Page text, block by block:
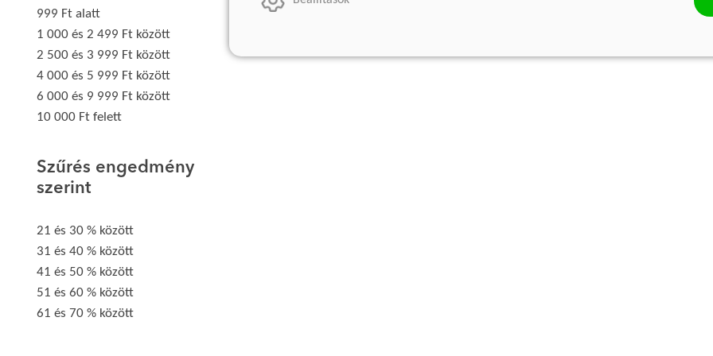
999 Ft alatt
1 000 és 2 499 Ft között
2 500 és 3 999 Ft között
4 000 és 5 999 Ft között
6 000 és 9 999 Ft között
10 000 Ft felett
Szűrés engedmény
szerint
21 és 30 % között
31 és 40 % között
41 és 50 % között
51 és 60 % között
61 és 70 % között